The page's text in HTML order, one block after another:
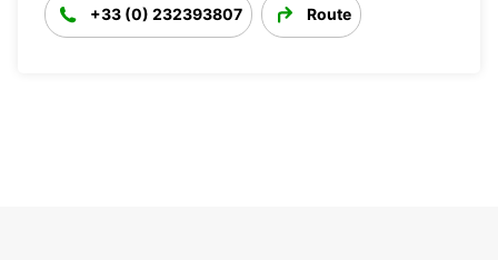
+33 (0) 232393807 Route